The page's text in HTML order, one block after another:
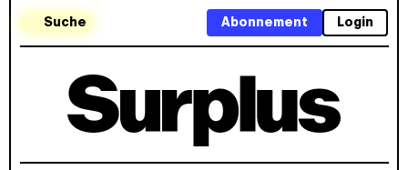
Suche Login
Abonnement